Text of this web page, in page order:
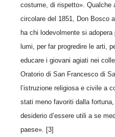
costume, di rispetto». Qualche
circolare del 1851, Don Bosco
ha chi lodevolmente si
lumi, per far progredire le arti,
educare i giovani agiati nei
Oratorio di San Francesco di
l’istruzione religiosa e civile a
stati meno favoriti dalla
desiderio d’essere utili a se
paese». [3]